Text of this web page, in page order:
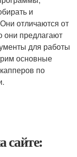
и
отличаются от
они предлагают
для работы
основные
по
сайте: